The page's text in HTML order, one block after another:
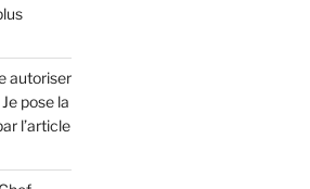
autoriser
pose la
l’article